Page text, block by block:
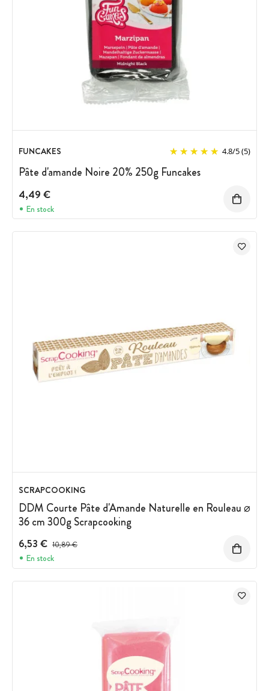
FUNCAKES 4.8/5(5)
Pâte d'amande Noire 20% 250g Funcakes
4,49 €
En stock
SCRAPCOOKING
DDM Courte Pâte d'Amande Naturelle en Rouleau ⌀
36 cm 300g Scrapcooking
6,53 € Prix avant réduction :
10,89 €
En stock